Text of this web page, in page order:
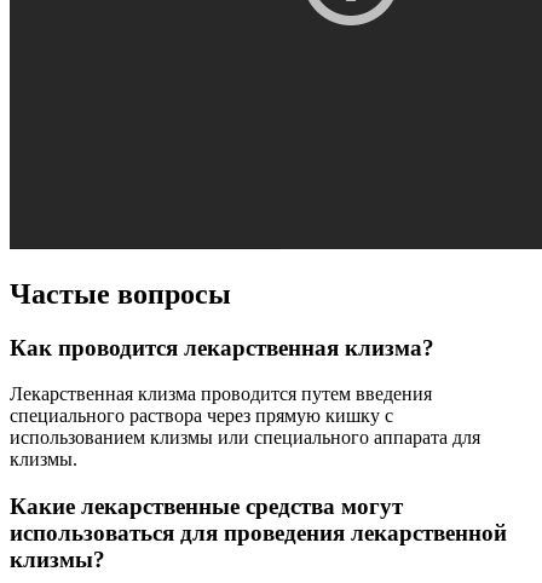
Частые вопросы
Как проводится лекарственная клизма?
Лекарственная клизма проводится путем введения
специального раствора через прямую кишку с
использованием клизмы или специального аппарата для
клизмы.
Какие лекарственные средства могут
использоваться для проведения лекарственной
клизмы?